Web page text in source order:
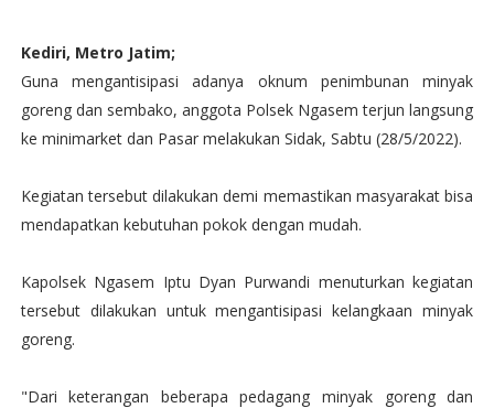
Kediri, Metro Jatim;
Guna mengantisipasi adanya oknum penimbunan minyak
goreng dan sembako, anggota Polsek Ngasem terjun langsung
ke minimarket dan Pasar melakukan Sidak, Sabtu (28/5/2022).
Kegiatan tersebut dilakukan demi memastikan masyarakat bisa
mendapatkan kebutuhan pokok dengan mudah.
Kapolsek Ngasem Iptu Dyan Purwandi menuturkan kegiatan
tersebut dilakukan untuk mengantisipasi kelangkaan minyak
goreng.
"Dari keterangan beberapa pedagang minyak goreng dan